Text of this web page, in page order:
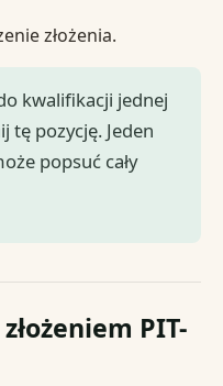
złożenia.
kwalifikacji jednej
tę pozycję. Jeden
popsuć cały
PIT-